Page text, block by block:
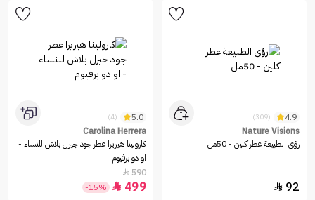
4.9
(309)
Nature Visions
رؤى الطبيعة عطر كلين - 50مل
92

5.0
(4)
Carolina Herrera
كارولينا هيريرا عطر جود جيرل بلاش للنساء -
او دو برفيوم
590

499

-15%